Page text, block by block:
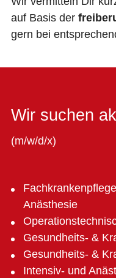
auf Basis der
gern bei
Wir suchen
(m/w/d/x)
Anästhesie
Gesundheits- &
Gesundheits- &
Intensiv- und